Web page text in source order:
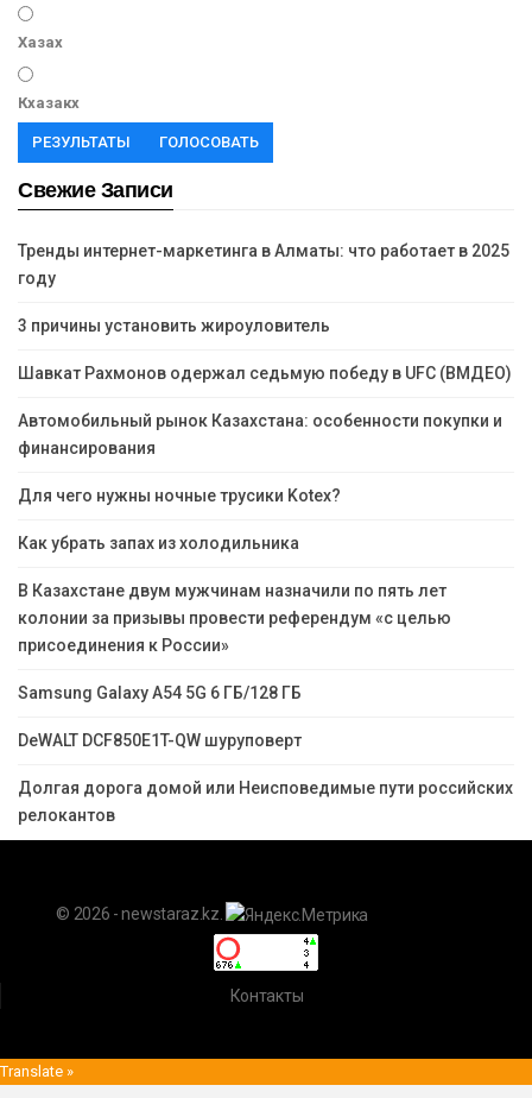
Хазах
Кхазакх
РЕЗУЛЬТАТЫ ГОЛОСОВАТЬ
Свежие Записи
Тренды интернет-маркетинга в Алматы: что работает в 2025
году
3 причины установить жироуловитель
Шавкат Рахмонов одержал седьмую победу в UFC (ВМДЕО)
Автомобильный рынок Казахстана: особенности покупки и
финансирования
Для чего нужны ночные трусики Kotex?
Как убрать запах из холодильника
В Казахстане двум мужчинам назначили по пять лет
колонии за призывы провести референдум «с целью
присоединения к России»
Samsung Galaxy A54 5G 6 ГБ/128 ГБ
DeWALT DCF850E1T-QW шуруповерт
Долгая дорога домой или Неисповедимые пути российских
релокантов
© 2026 - newstaraz.kz.
Контакты
Translate »